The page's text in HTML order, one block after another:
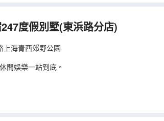
度假別墅(東浜路分店)
上海青西郊野公園
閒娛樂一站到底。